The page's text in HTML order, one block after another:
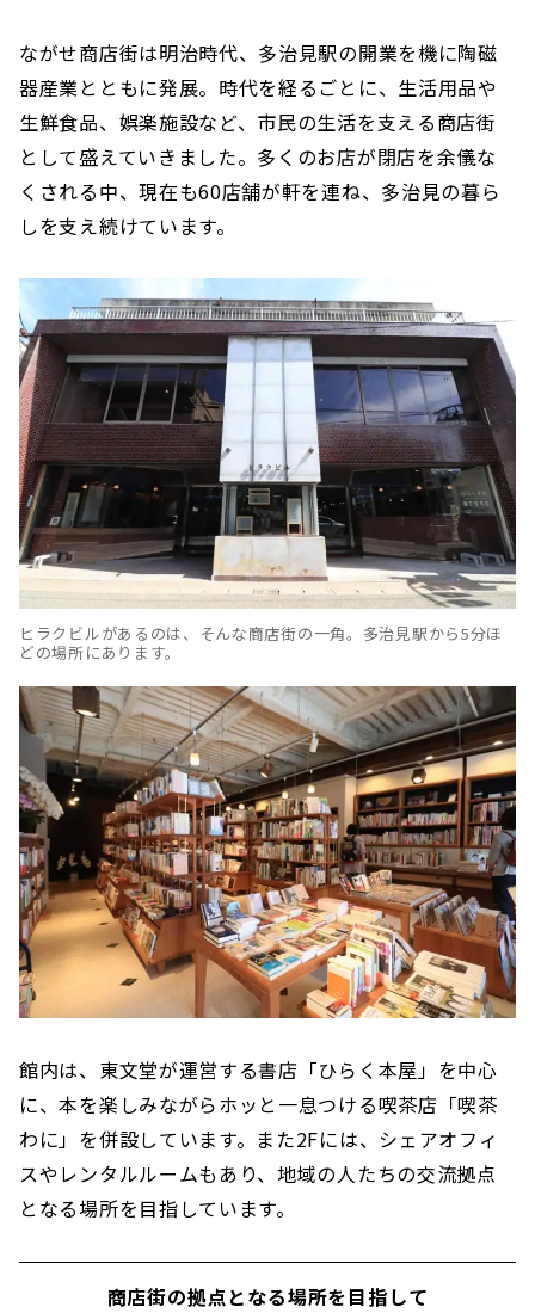
ながせ商店街は明治時代、多治見駅の開業を機に陶磁
器産業とともに発展。時代を経るごとに、生活用品や
生鮮食品、娯楽施設など、市民の生活を支える商店街
として盛えていきました。多くのお店が閉店を余儀な
くされる中、現在も60店舗が軒を連ね、多治見の暮ら
しを支え続けています。
ヒラクビルがあるのは、そんな商店街の一角。多治見駅から5分ほ
どの場所にあります。
館内は、東文堂が運営する書店「ひらく本屋」を中心
に、本を楽しみながらホッと一息つける喫茶店「喫茶
わに」を併設しています。また2Fには、シェアオフィ
スやレンタルルームもあり、地域の人たちの交流拠点
となる場所を目指しています。
商店街の拠点となる場所を目指して